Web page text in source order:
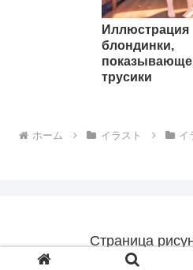
Иллюстрация
блондинки,
трусики
ホーム イラスト イ
Страница
© 2023 Страница